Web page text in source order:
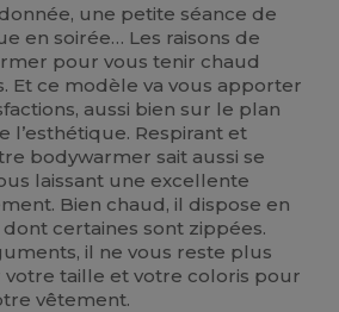
une petite séance de
en soirée… Les raisons de
pour vous tenir chaud
Et ce modèle va vous apporter
aussi bien sur le plan
l’esthétique. Respirant et
bodywarmer sait aussi se
laissant une excellente
Bien chaud, il dispose en
certaines sont zippées.
il ne vous reste plus
votre taille et votre coloris pour
vêtement.